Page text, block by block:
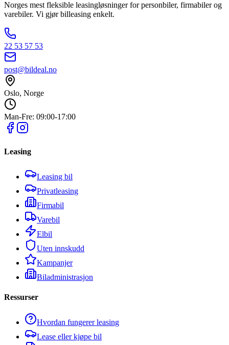
Norges mest fleksible leasingløsninger for personbiler, firmabiler og
varebiler. Vi gjør billeasing enkelt.
22 53 57 53
post@bildeal.no
Oslo, Norge
Man-Fre: 09:00-17:00
Leasing
Leasing bil
Privatleasing
Firmabil
Varebil
Elbil
Uten innskudd
Kampanjer
Biladministrasjon
Ressurser
Hvordan fungerer leasing
Lease eller kjøpe bil